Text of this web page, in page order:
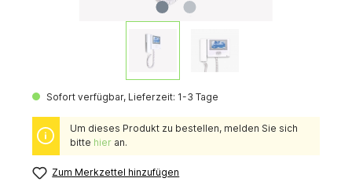
Sofort verfügbar, Lieferzeit: 1-3 Tage
Um dieses Produkt zu bestellen, melden Sie sich
bitte hieran.
Zum Merkzettel hinzufügen